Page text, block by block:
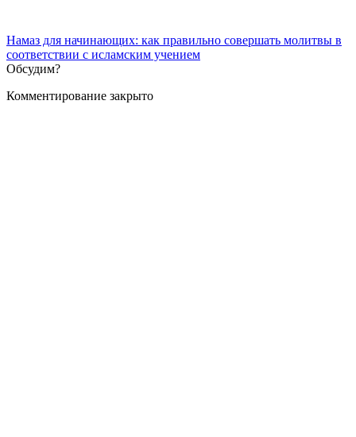
Намаз для начинающих: как правильно совершать молитвы в
соответствии с исламским учением
Обсудим?
Комментирование закрыто